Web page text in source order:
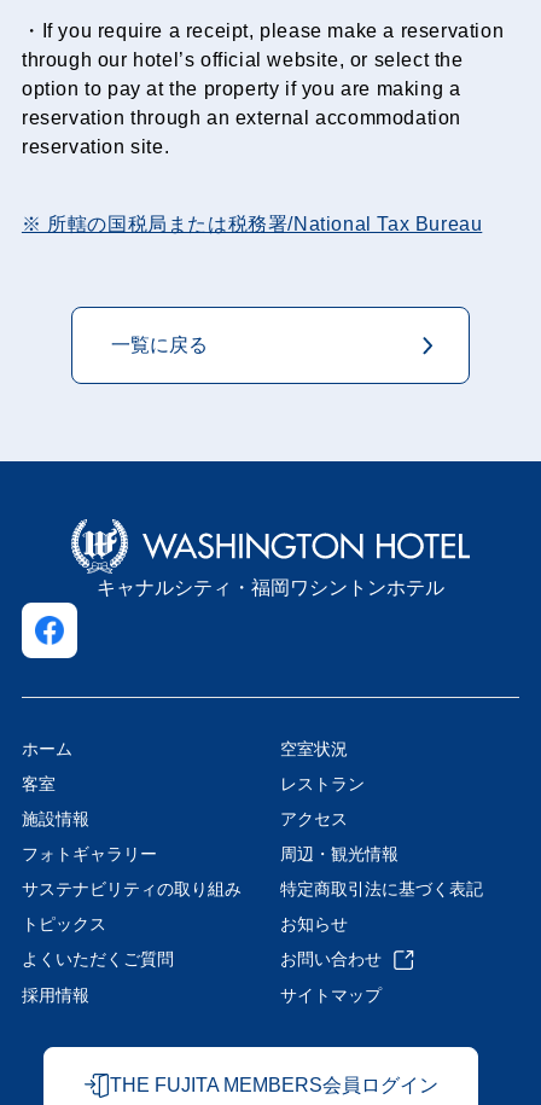
・If you require a receipt, please make a reservation
through our hotel’s official website, or select the
option to pay at the property if you are making a
reservation through an external accommodation
reservation site.
※ 所轄の国税局または税務署/National Tax Bureau
一覧に戻る
キャナルシティ・福岡ワシントンホテル
ホーム
空室状況
客室
レストラン
施設情報
アクセス
フォトギャラリー
周辺・観光情報
サステナビリティの取り組み
特定商取引法に基づく表記
トピックス
お知らせ
よくいただくご質問
お問い合わせ
採用情報
サイトマップ
THE FUJITA MEMBERS会員ログイン